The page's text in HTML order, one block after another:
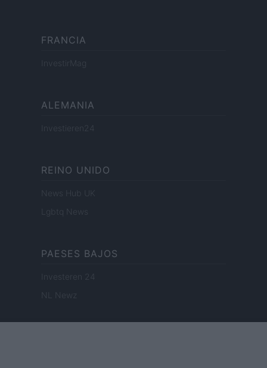
FRANCIA
InvestirMag
ALEMANIA
Investieren24
REINO UNIDO
News Hub UK
Lgbtq News
PAESES BAJOS
Investeren 24
NL Newz